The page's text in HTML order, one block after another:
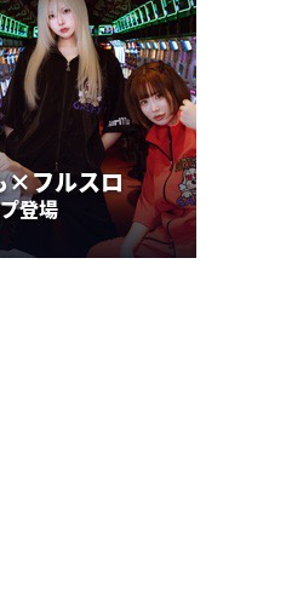
らしい…ビンゴネオ騒動再...